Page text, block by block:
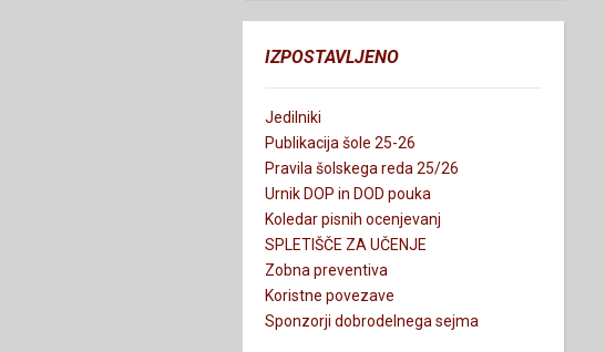
IZPOSTAVLJENO
Jedilniki
Publikacija šole 25-26
Pravila šolskega reda 25/26
Urnik DOP in DOD pouka
Koledar pisnih ocenjevanj
SPLETIŠČE ZA UČENJE
Zobna preventiva
Koristne povezave
Sponzorji dobrodelnega sejma